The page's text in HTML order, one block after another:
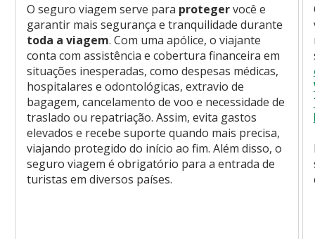
O seguro viagem serve para protegervocê e
garantir mais segurança e tranquilidade durante
toda a viagem. Com uma apólice, o viajante
conta com assistência e cobertura financeira em
situações inesperadas, como despesas médicas,
hospitalares e odontológicas, extravio de
bagagem, cancelamento de voo e necessidade de
traslado ou repatriação. Assim, evita gastos
elevados e recebe suporte quando mais precisa,
viajando protegido do início ao fim. Além disso, o
seguro viagem é obrigatório para a entrada de
turistas em diversos países.